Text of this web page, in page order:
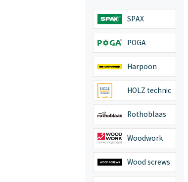
SPAX
POGA
Harpoon
HOLZ technic
Rothoblaas
Woodwork
Wood screws